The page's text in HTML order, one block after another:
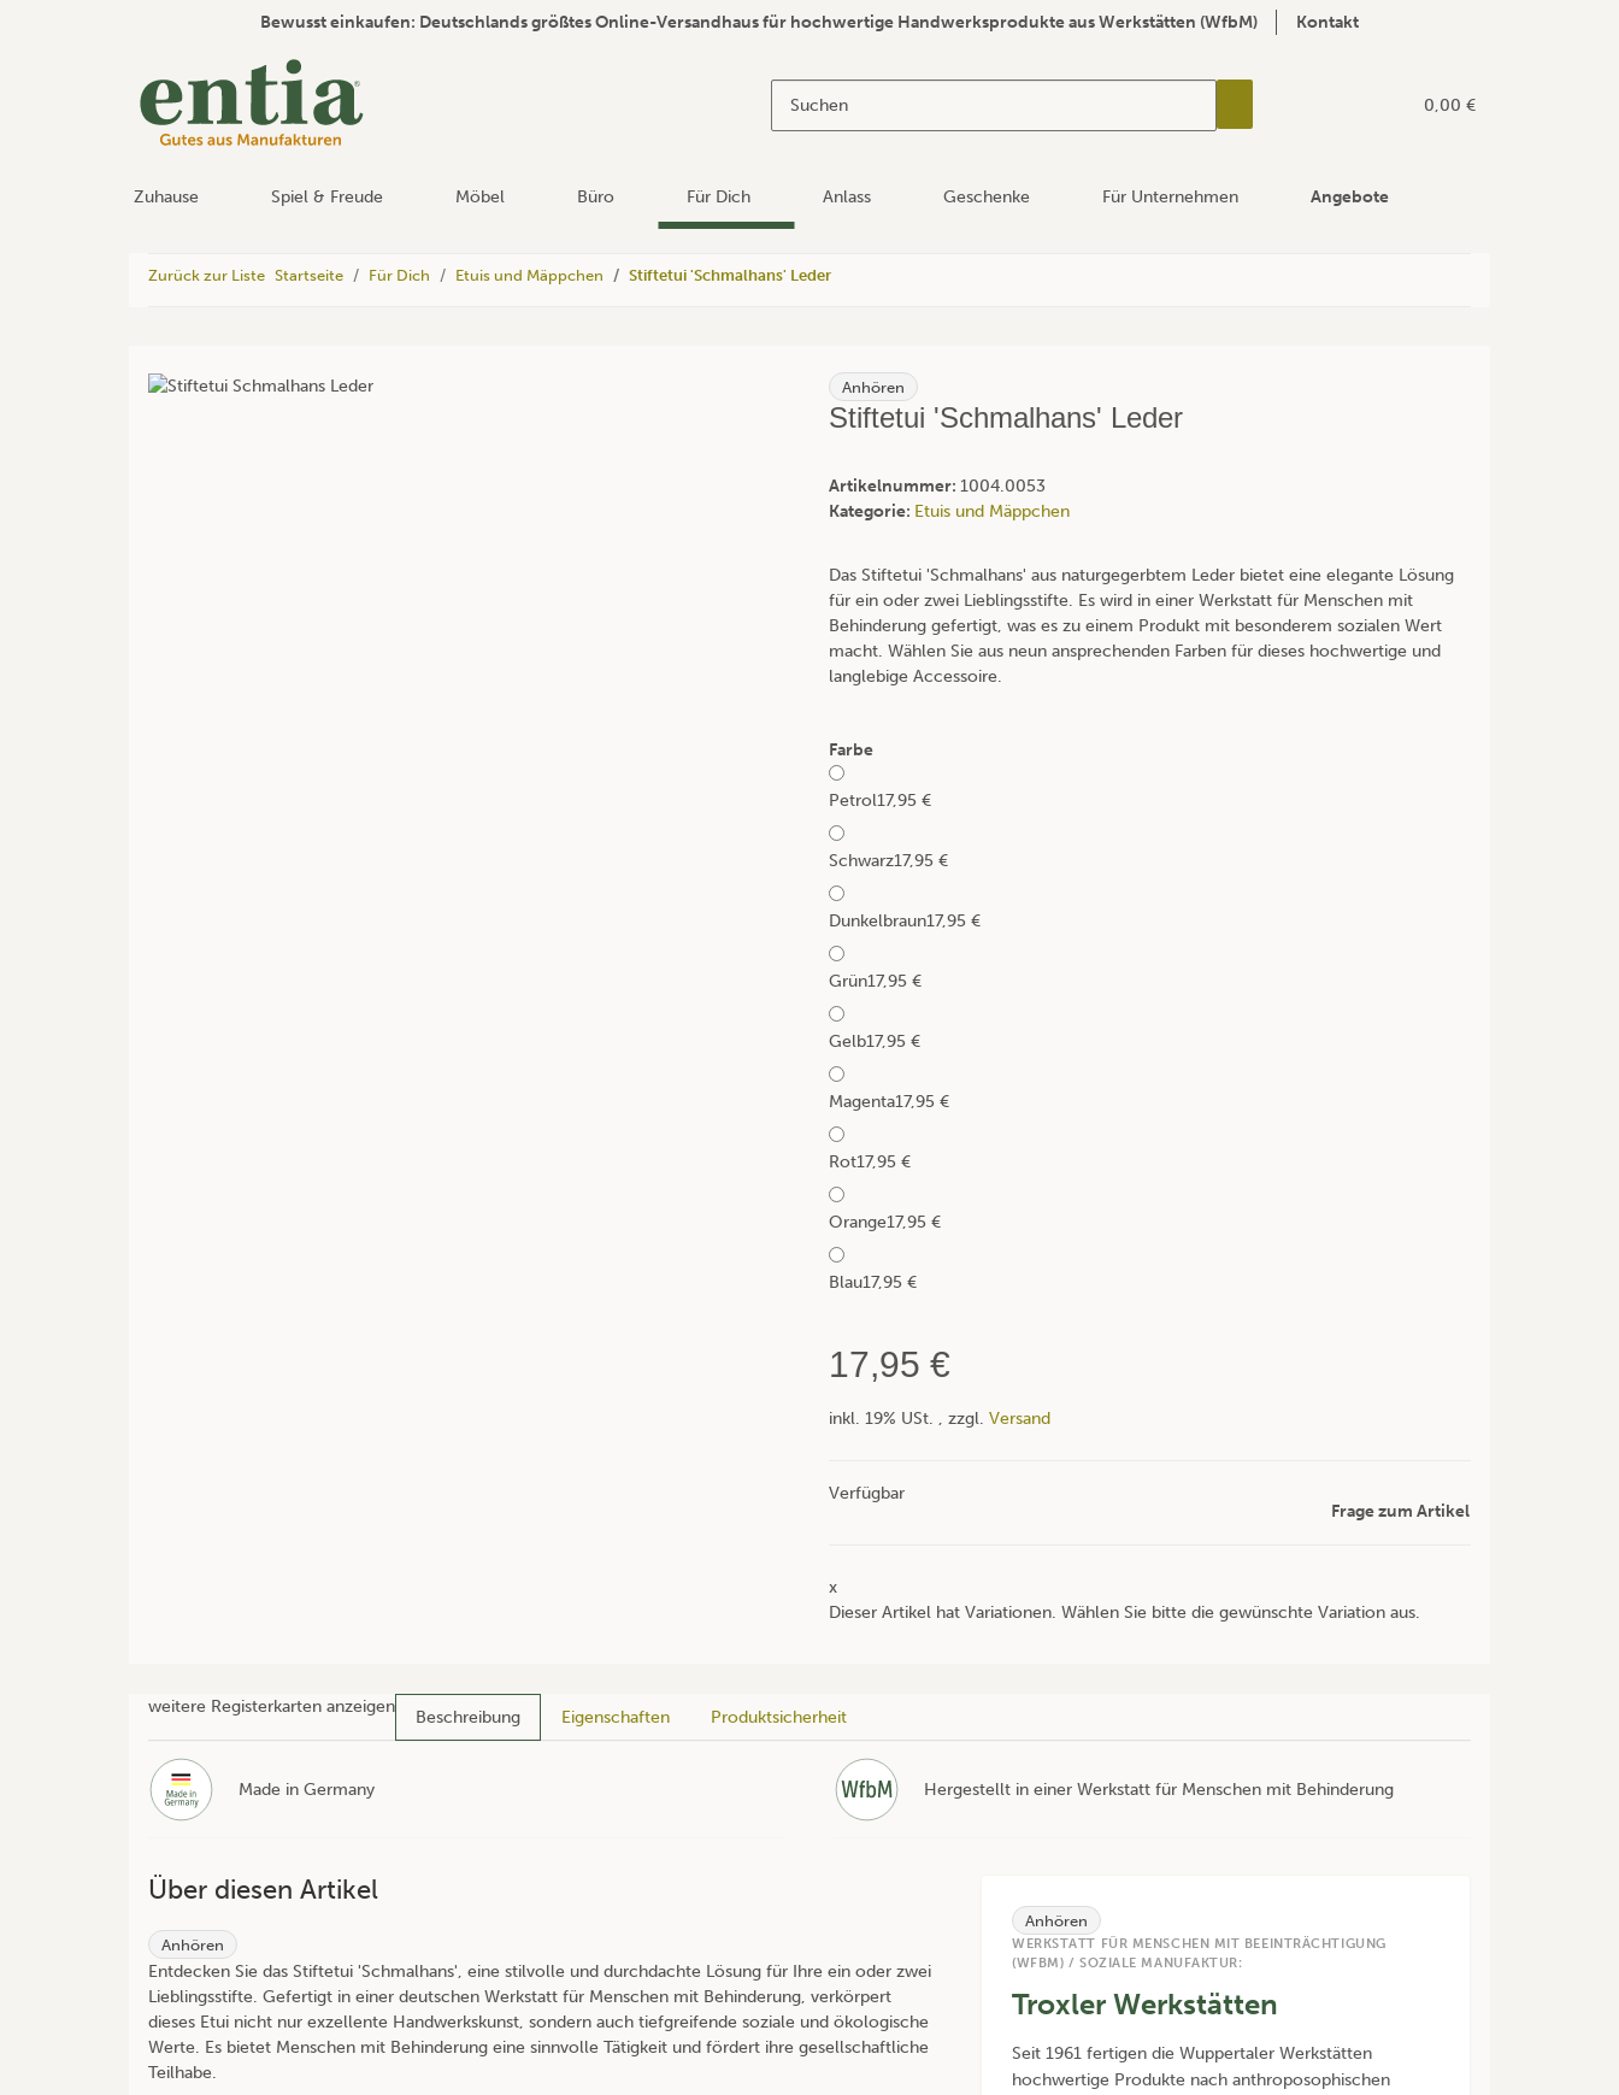
Bewusst einkaufen: Deutschlands größtes Online-Versandhaus für hochwertige Handwerksprodukte aus Werkstätten (WfbM) Kontakt
0,00 €
Zuhause Spiel & Freude Möbel Büro Für Dich Anlass Geschenke Für Unternehmen Angebote
Zurück zur Liste Startseite Für Dich Etuis und Mäppchen Stiftetui 'Schmalhans' Leder
Anhören
Stiftetui 'Schmalhans' Leder
Artikelnummer: 1004.0053
Kategorie: Etuis und Mäppchen
Das Stiftetui 'Schmalhans' aus naturgegerbtem Leder bietet eine elegante Lösung
für ein oder zwei Lieblingsstifte. Es wird in einer Werkstatt für Menschen mit
Behinderung gefertigt, was es zu einem Produkt mit besonderem sozialen Wert
macht. Wählen Sie aus neun ansprechenden Farben für dieses hochwertige und
langlebige Accessoire.
Farbe
Petrol17,95 €
Schwarz17,95 €
Dunkelbraun17,95 €
Grün17,95 €
Gelb17,95 €
Magenta17,95 €
Rot17,95 €
Orange17,95 €
Blau17,95 €
17,95 €
inkl. 19% USt. , zzgl. Versand
Verfügbar
Frage zum Artikel
x
Dieser Artikel hat Variationen. Wählen Sie bitte die gewünschte Variation aus.
weitere Registerkarten anzeigen
Beschreibung Eigenschaften Produktsicherheit
Made in Germany Hergestellt in einer Werkstatt für Menschen mit Behinderung
Über diesen Artikel
Anhören
Entdecken Sie das Stiftetui 'Schmalhans', eine stilvolle und durchdachte Lösung für Ihre ein oder zwei
Lieblingsstifte. Gefertigt in einer deutschen Werkstatt für Menschen mit Behinderung, verkörpert
dieses Etui nicht nur exzellente Handwerkskunst, sondern auch tiefgreifende soziale und ökologische
Werte. Es bietet Menschen mit Behinderung eine sinnvolle Tätigkeit und fördert ihre gesellschaftliche
Teilhabe.
Anhören
WERKSTATT FÜR MENSCHEN MIT BEEINTRÄCHTIGUNG
(WFBM) / SOZIALE MANUFAKTUR:
Troxler Werkstätten
Seit 1961 fertigen die Wuppertaler Werkstätten
hochwertige Produkte nach anthroposophischen